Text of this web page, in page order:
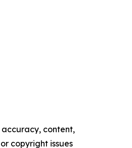
content,
copyright issues